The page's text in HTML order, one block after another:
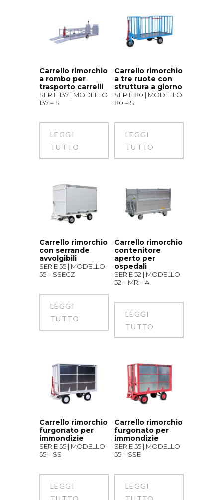
Carrello rimorchio
a rombo per
trasporto carrelli
SERIE 137 | MODELLO
137 – S
LEGGI
TUTTO
Carrello rimorchio
a tre ruote con
struttura a giorno
SERIE 80 | MODELLO
80 – S
LEGGI
TUTTO
Carrello rimorchio
con serrande
avvolgibili
SERIE 55 | MODELLO
55 – SSECZ
LEGGI
TUTTO
Carrello rimorchio
contenitore
aperto per
ospedali
SERIE 52 | MODELLO
52 – MR – A
LEGGI
TUTTO
Carrello rimorchio
furgonato per
immondizie
SERIE 55 | MODELLO
55 – SS
LEGGI
TUTTO
Carrello rimorchio
furgonato per
immondizie
SERIE 55 | MODELLO
55 – SSE
LEGGI
TUTTO